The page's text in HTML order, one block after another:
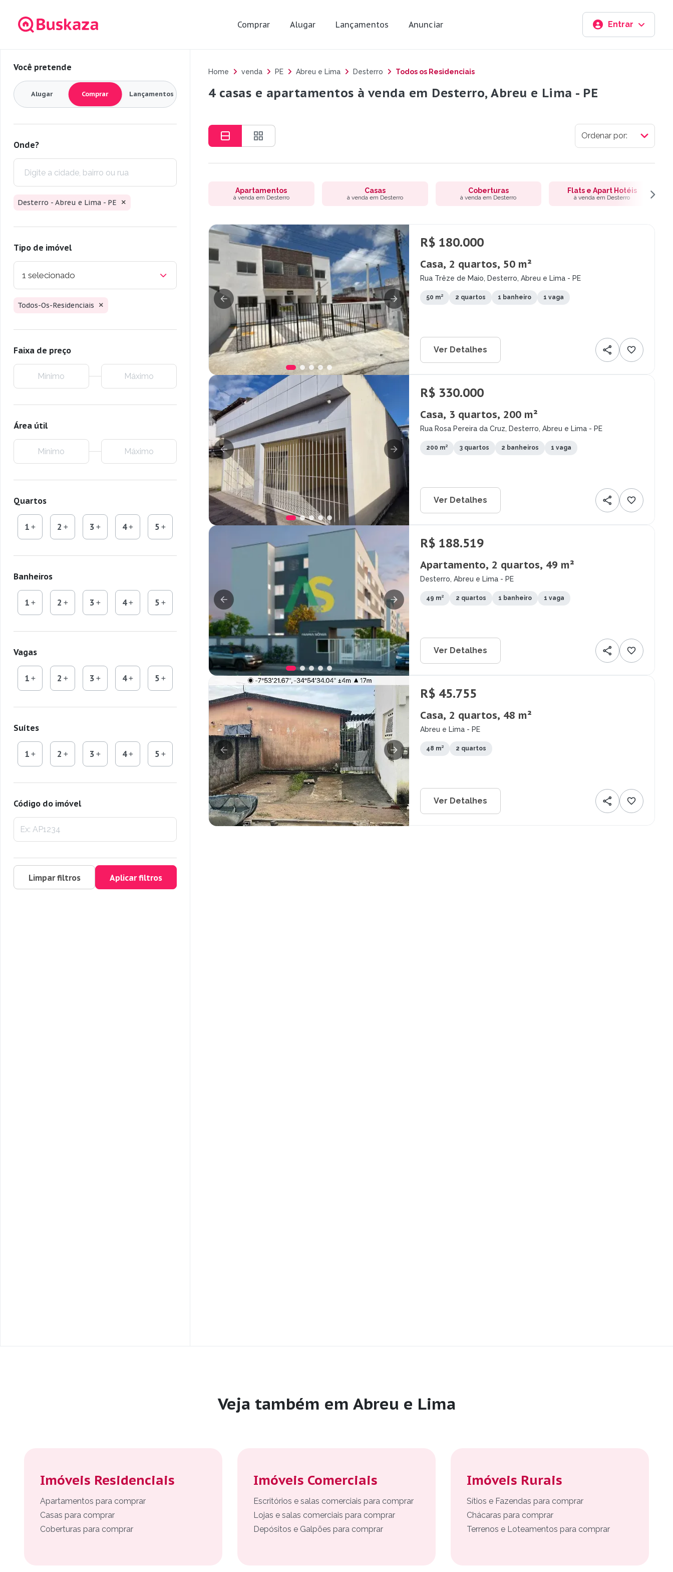
Comprar Alugar Lançamentos Anunciar Entrar
Você pretende
Alugar Comprar Lançamentos
Onde?
Desterro - Abreu e Lima - PE
Tipo de imóvel
1 selecionado
Todos-Os-Residenciais
Faixa de preço
Área útil
Quartos
1 2 3 4 5
Banheiros
1 2 3 4 5
Vagas
1 2 3 4 5
Suítes
1 2 3 4 5
Código do imóvel
Limpar filtros Aplicar filtros
Home venda PE Abreu e Lima Desterro Todos os Residenciais
4 casas e apartamentos à venda em Desterro, Abreu e Lima - PE
Apartamentos
à venda em Desterro
Casas
à venda em Desterro
Coberturas
à venda em Desterro
Flats e Apart Hotéis
à venda em Desterro
R$ 180.000
Casa, 2 quartos, 50 m²
Rua Trêze de Maio, Desterro, Abreu e Lima - PE
50 m² 2 quartos 1 banheiro 1 vaga
Ver Detalhes
R$ 330.000
Casa, 3 quartos, 200 m²
Rua Rosa Pereira da Cruz, Desterro, Abreu e Lima - PE
200 m² 3 quartos 2 banheiros 1 vaga
Ver Detalhes
R$ 188.519
Apartamento, 2 quartos, 49 m²
Desterro, Abreu e Lima - PE
49 m² 2 quartos 1 banheiro 1 vaga
Ver Detalhes
R$ 45.755
Casa, 2 quartos, 48 m²
Abreu e Lima - PE
48 m² 2 quartos
Ver Detalhes
Veja também em Abreu e Lima
Imóveis Residenciais
Apartamentos para comprar
Casas para comprar
Coberturas para comprar
Imóveis Comerciais
Escritórios e salas comerciais para comprar
Lojas e salas comerciais para comprar
Depósitos e Galpões para comprar
Imóveis Rurais
Sítios e Fazendas para comprar
Chácaras para comprar
Terrenos e Loteamentos para comprar